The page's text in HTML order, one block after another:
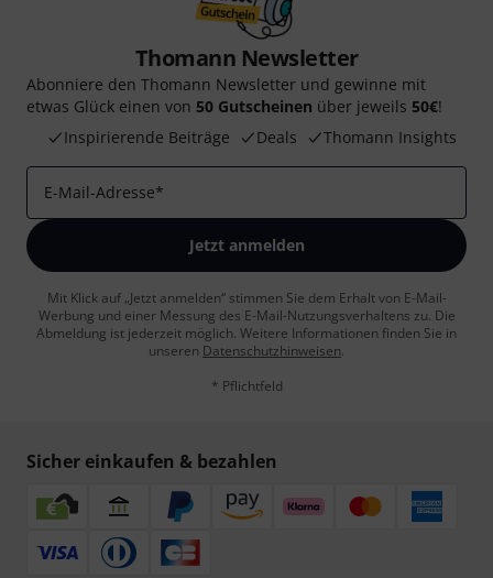
Thomann Newsletter
Abonniere den Thomann Newsletter und gewinne mit
etwas Glück einen von 50 Gutscheinen über jeweils 50€!
Inspirierende Beiträge
Deals Thomann Insights
E-Mail-Adresse*
Jetzt anmelden
Mit Klick auf „Jetzt anmelden“ stimmen Sie dem Erhalt von E-Mail-
Werbung und einer Messung des E-Mail-Nutzungsverhaltens zu. Die
Abmeldung ist jederzeit möglich. Weitere Informationen finden Sie in
unseren Datenschutzhinweisen.
* Pflichtfeld
Sicher einkaufen & bezahlen